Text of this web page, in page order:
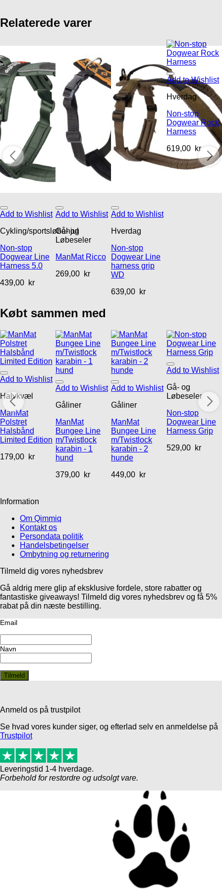
Relaterede varer
Add to Wishlist
Cykling/sportsløbehjul
Non-stop
Dogwear Line
Harness 5.0
439,00 kr
Add to Wishlist
Gå- og
Løbeseler
ManMat Ricco
269,00 kr
Add to Wishlist
Hverdag
Non-stop
Dogwear Line
harness grip
WD
639,00 kr
Add to Wishlist
Hverdag
Non-stop
Dogwear Rock
Harness
619,00 kr
Købt sammen med
Add to Wishlist
Halvkvæl
ManMat
Polstret
Halsbånd
Limited Edition
179,00 kr
Add to Wishlist
Gåliner
ManMat
Bungee Line
m/Twistlock
karabin - 1
hund
379,00 kr
Add to Wishlist
Gåliner
ManMat
Bungee Line
m/Twistlock
karabin - 2
hunde
449,00 kr
Add to Wishlist
Gå- og
Løbeseler
Non-stop
Dogwear Line
Harness Grip
529,00 kr
Information
Om Qimmiq
Kontakt os
Persondata politik
Handelsbetingelser
Ombytning og returnering
Tilmeld dig vores nyhedsbrev
Gå aldrig mere glip af eksklusive fordele, store rabatter og
fantastiske giveaways! Tilmeld dig vores nyhedsbrev og få 5%
rabat på din næste bestilling.
Email
Navn
Anmeld os på trustpilot
Se hvad vores kunder siger, og efterlad selv en anmeldelse på
Trustpilot
Leveringstid 1-4 hverdage.
Forbehold for restordre og udsolgt vare.